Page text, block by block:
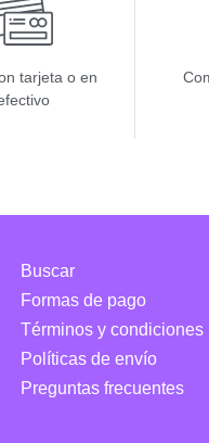
tarjeta o en
Buscar
Formas de pago
Términos y condiciones
Políticas de envío
Preguntas frecuentes